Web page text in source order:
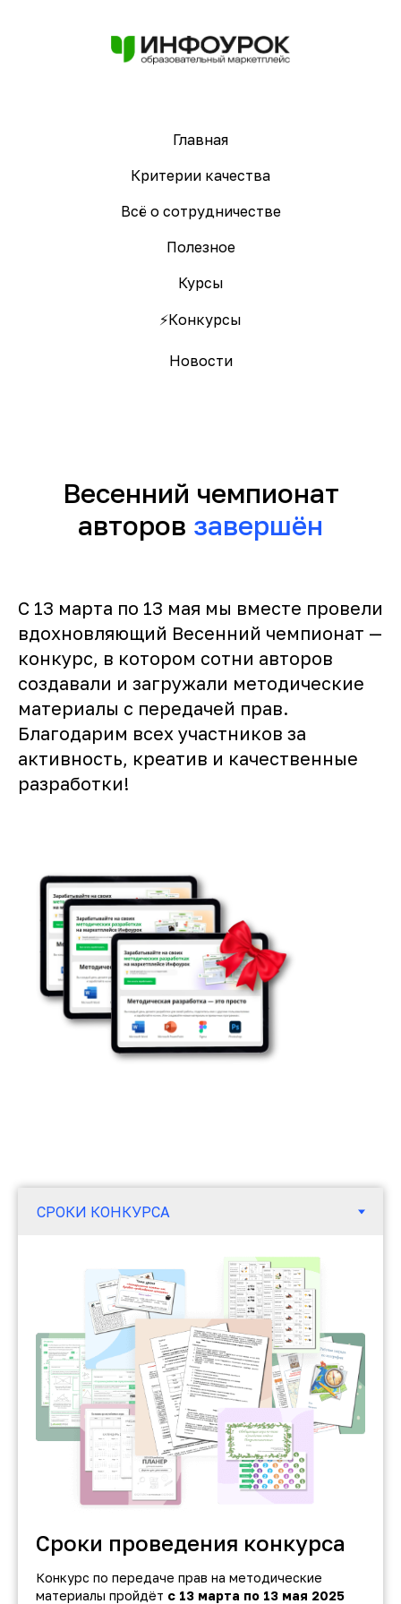
Главная
Критерии качества
Всё о сотрудничестве
Полезное
Курсы
⚡️Конкурсы
Новости
Весенний чемпионат
авторов завершён
С 13 марта по 13 мая мы вместе провели
вдохновляющий Весенний чемпионат —
конкурс, в котором сотни авторов
создавали и загружали методические
материалы с передачей прав.
Благодарим всех участников за
активность, креатив и качественные
разработки!
Сроки проведения конкурса
Конкурс по передаче прав на методические
материалы пройдёт с 13 марта по 13 мая 2025